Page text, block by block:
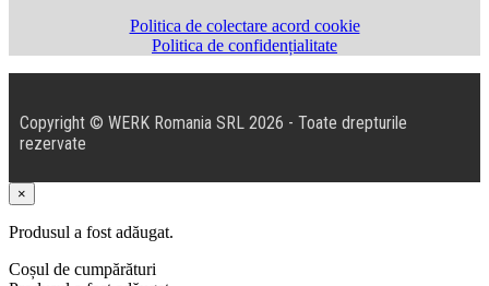
Politica de colectare acord cookie
Politica de confidențialitate
Copyright © WERK Romania SRL 2026 - Toate drepturile
rezervate
×
Produsul a fost adăugat.
Coșul de cumpărături